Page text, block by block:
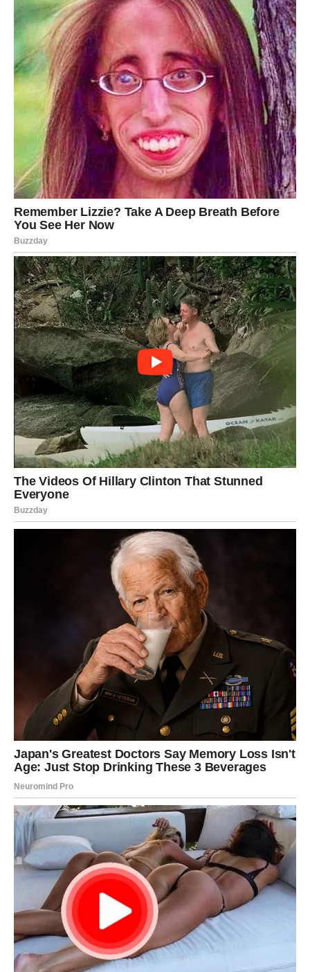
Devica
Devica danas shvata da ljubav nije u kontroli, već u
prepuštanju. Poruka koju dobijaš tera te da razmisliš o
osobi kojoj nisi davao dovoljno šanse.
Moguće je priznanje koje dolazi u tišini, ali ima težinu
koja se ne zaboravlja.
Vaga
Vaga danas dobija ono što je dugo želela — jasnoću.
Nema više dvosmislenih signala. Neko će ti otvoreno reći
šta oseća.
Ako si u vezi — razgovor koji sledi briše nesporazume.
Ako si slobodna — očekuj poziv koji menja planove.
Škorpija
Škorpija danas oseća nalet emocija koje je dugo
potiskivala. Moguće je da ti prvi pošalješ poruku koju si
danima pisao u glavi.
Ovo je dan kada hrabrost pobeđuje strah.
Strelac
Strelac danas doživljava iznenađenje. Osoba od koje si
odustao može se ponovo pojaviti sa drugačijim
Sudbina testira tvoje srce — da li si spreman da pružiš
Jarac
Jarac danas dobija priznanje koje menja sve. Neko ti
govori ono što si dugo želeo da čuješ.
Ako si u vezi — partner ti pokazuje koliko mu značiš na
način koji te raznežuje.